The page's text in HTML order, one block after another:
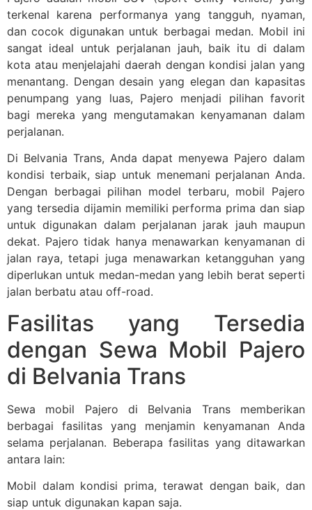
terkenal karena performanya yang tangguh, nyaman,
dan cocok digunakan untuk berbagai medan. Mobil ini
sangat ideal untuk perjalanan jauh, baik itu di dalam
kota atau menjelajahi daerah dengan kondisi jalan yang
menantang. Dengan desain yang elegan dan kapasitas
penumpang yang luas, Pajero menjadi pilihan favorit
bagi mereka yang mengutamakan kenyamanan dalam
perjalanan.
Di Belvania Trans, Anda dapat menyewa Pajero dalam
kondisi terbaik, siap untuk menemani perjalanan Anda.
Dengan berbagai pilihan model terbaru, mobil Pajero
yang tersedia dijamin memiliki performa prima dan siap
untuk digunakan dalam perjalanan jarak jauh maupun
dekat. Pajero tidak hanya menawarkan kenyamanan di
jalan raya, tetapi juga menawarkan ketangguhan yang
diperlukan untuk medan-medan yang lebih berat seperti
jalan berbatu atau off-road.
Fasilitas yang Tersedia
dengan Sewa Mobil Pajero
di Belvania Trans
Sewa mobil Pajero di Belvania Trans memberikan
berbagai fasilitas yang menjamin kenyamanan Anda
selama perjalanan. Beberapa fasilitas yang ditawarkan
antara lain:
Mobil dalam kondisi prima, terawat dengan baik, dan
siap untuk digunakan kapan saja.